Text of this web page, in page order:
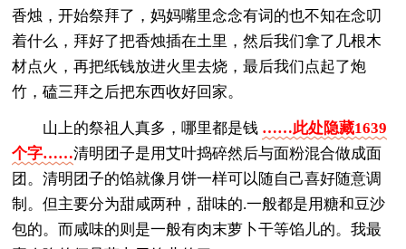
香烛，开始祭拜了，妈妈嘴里念念有词的也不知在念叨
着什么，拜好了把香烛插在土里，然后我们拿了几根木
材点火，再把纸钱放进火里去烧，最后我们点起了炮
竹，磕三拜之后把东西收好回家。
山上的祭祖人真多，哪里都是钱 ……此处隐藏1639
个字……清明团子是用艾叶捣碎然后与面粉混合做成面
团。清明团子的馅就像月饼一样可以随自己喜好随意调
制。但主要分为甜咸两种，甜味的.一般都是用糖和豆沙
包的。而咸味的则是一般有肉末萝卜干等馅儿的。我最